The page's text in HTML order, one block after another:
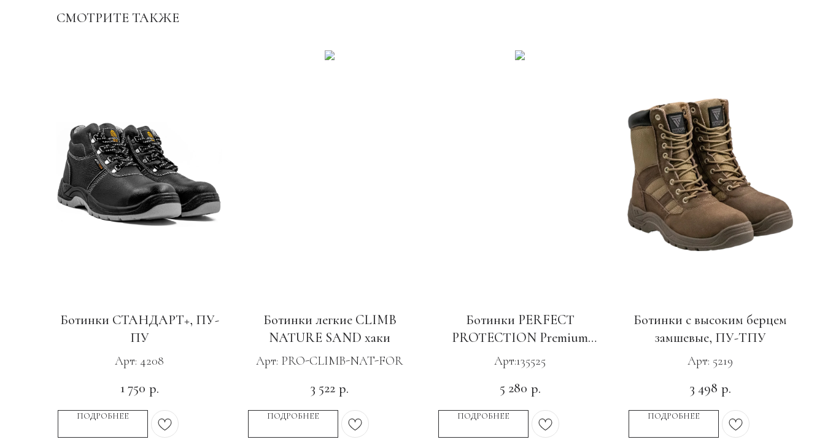
СМОТРИТЕ ТАКЖЕ
Ботинки СТАНДАРТ+, ПУ-
ПУ
Арт: 4208
1 750 р.
ПОДРОБНЕЕ
Ботинки легкие CLIMB
NATURE SAND хаки
Арт: PRO-CLIMB-NAT-FOR
3 522 р.
ПОДРОБНЕЕ
Ботинки PERFECT
PROTECTION Premium
Edition Кевлар, ПУ-Нитрил,
КП и АС
Арт:135525
5 280 р.
ПОДРОБНЕЕ
Ботинки с высоким берцем
замшевые, ПУ-ТПУ
Арт: 5219
3 498 р.
ПОДРОБНЕЕ